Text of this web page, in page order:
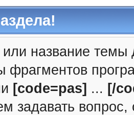
или название
фрагментов
[code=pas] ... [/
задавать вопрос,